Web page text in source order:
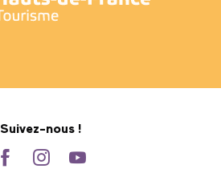
Suivez-nous !